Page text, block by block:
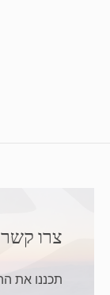
צרו קשר
תכננו את